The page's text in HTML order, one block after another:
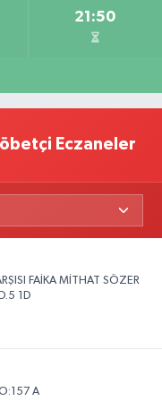
21:50
Eczaneler
FAİKA MİTHAT SÖZER
1D
A